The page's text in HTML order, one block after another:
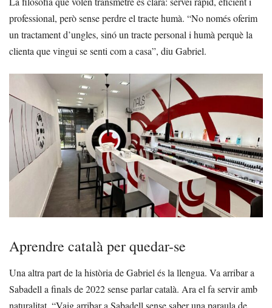
professional, però sense perdre el tracte humà. “No només oferim
un tractament d’ungles, sinó un tracte personal i humà perquè la
clienta que vingui se senti com a casa”, diu Gabriel.
Aprendre català per quedar-se
Una altra part de la història de Gabriel és la llengua. Va arribar a
Sabadell a finals de 2022 sense parlar català. Ara el fa servir amb
naturalitat. “Vaig arribar a Sabadell sense saber una paraula de